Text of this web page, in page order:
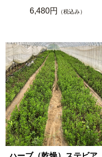
6,480円
（税込み）